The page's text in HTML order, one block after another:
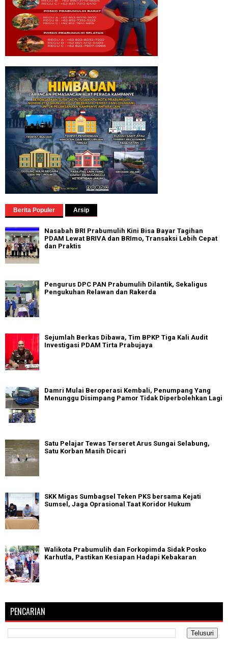
Berita Populer Arsip
Nasabah BRI Prabumulih Kini Bisa Bayar Tagihan
PDAM Lewat BRIVA dan BRImo, Transaksi Lebih Cepat
dan Praktis
Pengurus DPC PAN Prabumulih Dilantik, Sekaligus
Pengukuhan Relawan dan Rakerda
Sejumlah Berkas Dibawa, Tim BPKP Tiga Kali Audit
Investigasi PDAM Tirta Prabujaya
Damri Mulai Beroperasi Kembali, Penumpang Yang
Menunggu Disimpang Pamor Tidak Diperbolehkan Lagi
Satu Pelajar Tewas Terseret Arus Sungai Selabung,
Satu Korban Masih Dicari
SKK Migas Sumbagsel Teken PKS bersama Kejati
Sumsel, Jaga Oprasional Taat Koridor Hukum
Walikota Prabumulih dan Forkopimda Sidak Posko
Karhutla, Pastikan Kesiapan Hadapi Kebakaran
PENCARIAN